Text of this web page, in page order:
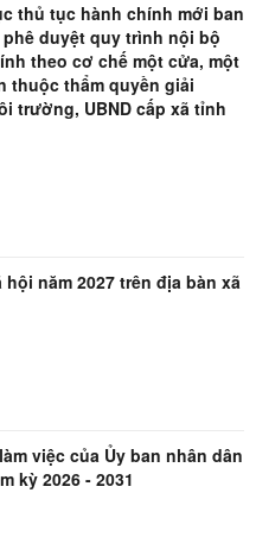
thủ tục hành chính mới ban
duyệt quy trình nội bộ
theo cơ chế một cửa, một
thuộc thẩm quyền giải
trường, UBND cấp xã tỉnh
hội năm 2027 trên địa bàn xã
việc của Ủy ban nhân dân
kỳ 2026 - 2031